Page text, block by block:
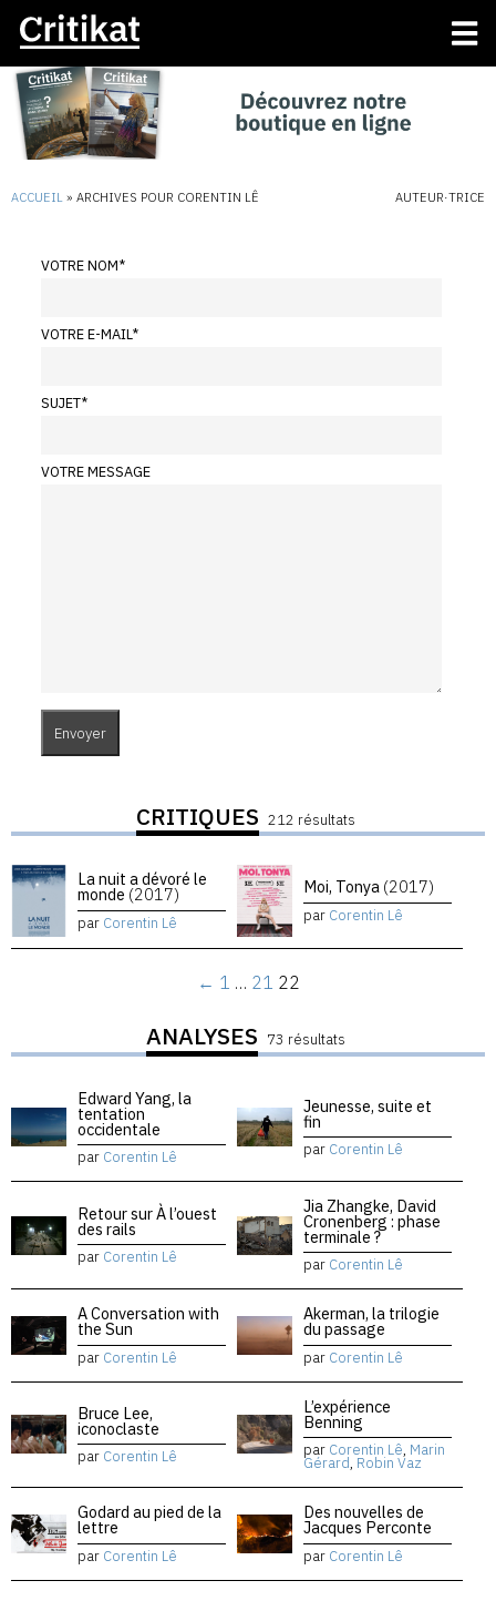
ACCUEIL » ARCHIVES POUR CORENTIN LÊ AUTEUR·TRICE
VOTRE NOM*
VOTRE E-MAIL*
SUJET*
VOTRE MESSAGE
CRITIQUES 212 résultats
La nuit a dévoré le
monde (2017)
par Corentin Lê
Moi, Tonya (2017)
par Corentin Lê
← 1 … 21 22
ANALYSES 73 résultats
Edward Yang, la
tentation
occidentale
par Corentin Lê
Jeunesse, suite et
fin
par Corentin Lê
Retour sur À l’ouest
des rails
par Corentin Lê
Jia Zhangke, David
Cronenberg : phase
terminale ?
par Corentin Lê
A Conversation with
the Sun
par Corentin Lê
Akerman, la trilogie
du passage
par Corentin Lê
Bruce Lee,
iconoclaste
par Corentin Lê
L’expérience
Benning
par Corentin Lê, Marin
Gérard, Robin Vaz
Godard au pied de la
lettre
par Corentin Lê
Des nouvelles de
Jacques Perconte
par Corentin Lê